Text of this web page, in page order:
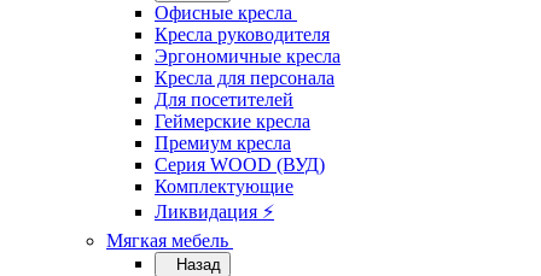
Офисные кресла
Кресла руководителя
Эргономичные кресла
Кресла для персонала
Для посетителей
Геймерские кресла
Премиум кресла
Серия WOOD (ВУД)
Комплектующие
Ликвидация ⚡
Мягкая мебель
Назад